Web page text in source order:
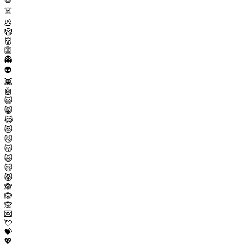
☠️
💩
🤡
👹
👺
👻
👽
👾
🤖
😺
😸
😹
😻
😼
😽
🙀
😿
😾
🙈
🙉
🙊
💌
💘
💝
💖